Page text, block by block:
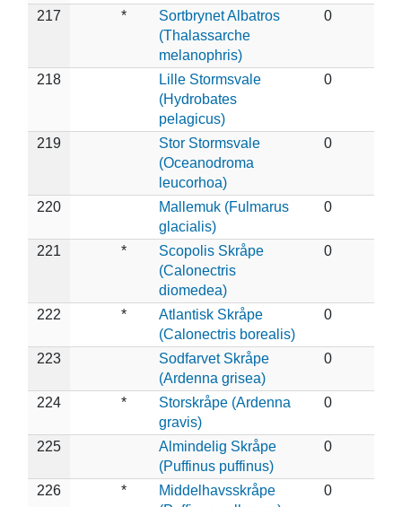
217 *
Sortbrynet Albatros
(Thalassarche
melanophris)
0
218
Lille Stormsvale
(Hydrobates
pelagicus)
0
219
Stor Stormsvale
(Oceanodroma
leucorhoa)
0
220
Mallemuk (Fulmarus
glacialis)
0
221 *
Scopolis Skråpe
(Calonectris
diomedea)
0
222 *
Atlantisk Skråpe
(Calonectris borealis)
0
223
Sodfarvet Skråpe
(Ardenna grisea)
0
224 *
Storskråpe (Ardenna
gravis)
0
225
Almindelig Skråpe
(Puffinus puffinus)
0
226 *
Middelhavsskråpe
0